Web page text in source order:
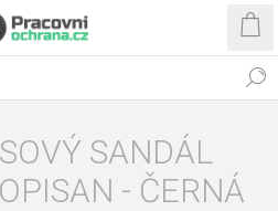
SANDÁL
- ČERNÁ